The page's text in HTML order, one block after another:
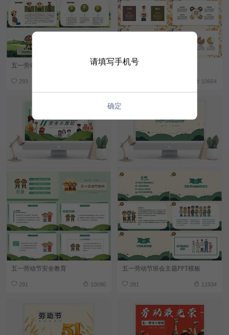
五一劳动节主题班会
293
劳动节PPT模板
10664
五一劳动节安全教育
291 10090
五一劳动节班会主题PPT模板
281 11934
请填写手机号
确定